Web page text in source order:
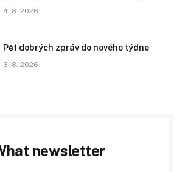
4. 8. 2026
Pět dobrých zpráv do nového týdne
3. 8. 2026
newsletter